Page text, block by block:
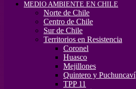
MEDIO AMBIENTE EN CHILE
Norte de Chile
Centro de Chile
Sur de Chile
Territorios en Resistencia
Coronel
Huasco
Mejillones
Quintero y Puchuncaví
TPP 11